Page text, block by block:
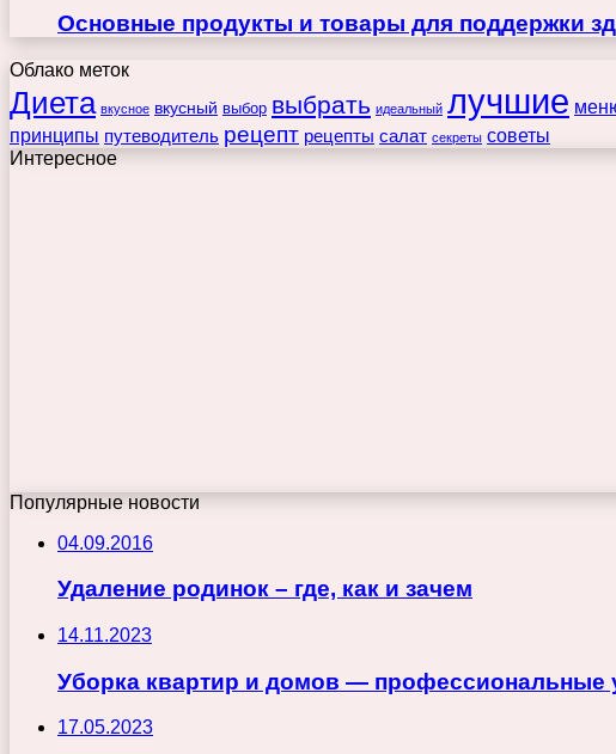
Основные продукты и товары для поддержки
Облако меток
Диета вкусное вкусный выбор выбрать идеальный лучшие
принципы путеводитель рецепт рецепты салат секреты советы
Интересное
Популярные новости
04.09.2016
Удаление родинок – где, как и зачем
14.11.2023
Уборка квартир и домов — профессиональные
17.05.2023